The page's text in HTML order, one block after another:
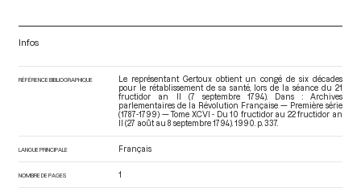
Infos
RÉFÉRENCE BIBLIOGRAPHIQUE
Le représentant Gertoux obtient un congé de six décades
pour le rétablissement de sa santé, lors de la séance du 21
fructidor an II (7 septembre 1794). Dans : Archives
parlementaires de la Révolution Française — Première série
(1787-1799) — Tome XCVI - Du 10 fructidor au 22 fructidor an
II (27 août au 8 septembre 1794) . 1990. p. 337.
LANGUE PRINCIPALE Français
NOMBRE DE PAGES 1